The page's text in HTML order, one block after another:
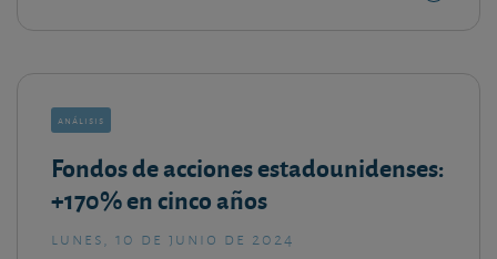
análisis
Fondos de acciones estadounidenses:
+170% en cinco años
lunes, 10 de junio de 2024